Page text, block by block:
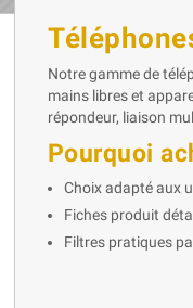
Notre gamme de
mains libres et
répondeur, liaison
Pourquoi
Choix adapté aux
Fiches produit
Filtres pratiques